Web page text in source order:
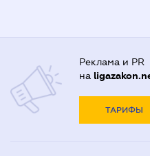
Реклама и PR
на
ТАРИФЫ